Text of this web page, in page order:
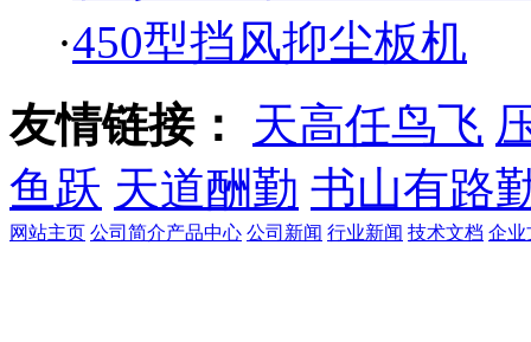
·450型挡风抑尘板机
友情链接：
天高任鸟飞
鱼跃 天道酬勤 书山有路
网站主页 公司简介产品中心 公司新闻 行业新闻 技术文档 企业